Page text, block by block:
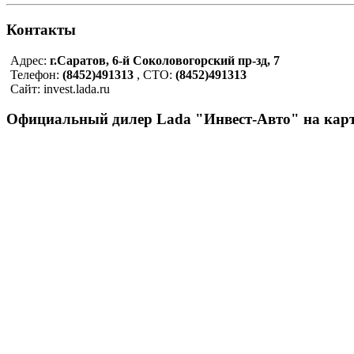
Контакты
Адрес: г.Саратов, 6-й Соколовогорский пр-зд, 7
Телефон: (8452)491313 , СТО: (8452)491313
Сайт: invest.lada.ru
Официальный дилер Lada "Инвест-Авто" на